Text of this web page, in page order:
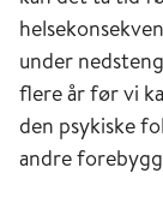
Ni av ti
Den
man i
3 754
under
flere år før vi
den psykiske
andre